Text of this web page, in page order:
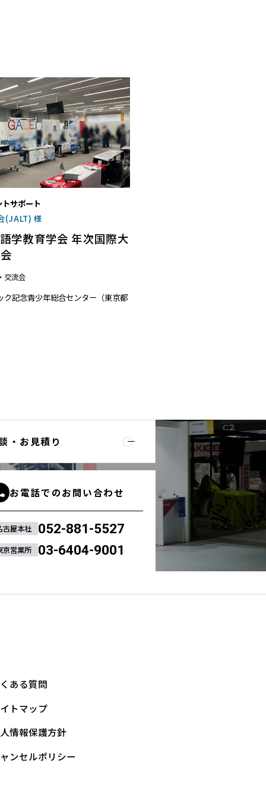
サポート
(JALT) 様
学教育学会 年次国際大
交流会
ク記念青少年総合センター（東京都
・お見積り
お電話でのお問い合わせ
古屋本社 052-881-5527
京営業所 03-6404-9001
ある質問
トマップ
情報保護方針
ンセルポリシー